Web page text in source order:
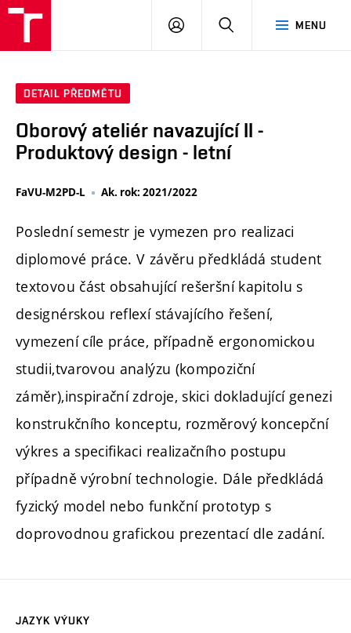
MENU
PŘIHLÁSIT
DETAIL PŘEDMĚTU
Oborový ateliér navazující II -
Produktový design - letní
FaVU-M2PD-L Ak. rok: 2021/2022
Poslední semestr je vymezen pro realizaci
diplomové práce. V závěru předkládá student
textovou část obsahující rešeršní kapitolu s
designérskou reflexí stávajícího řešení,
vymezení cíle práce, případně ergonomickou
studii,tvarovou analýzu (kompoziční
záměr),inspirační zdroje, skici dokladující genezi
konstrukčního konceptu, rozměrový koncepční
výkres a specifikaci realizačního postupu
případně výrobní technologie. Dále předkládá
fyzický model nebo funkční prototyp s
doprovodnou grafickou prezentací dle zadání.
JAZYK VÝUKY